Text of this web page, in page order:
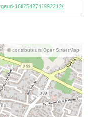
1682542741992212/
© contributeurs OpenStreetMap